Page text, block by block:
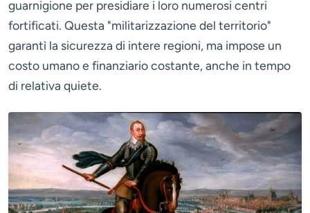
guarnigione per presidiare i loro numerosi centri
fortificati. Questa "militarizzazione del territorio"
garantì la sicurezza di intere regioni, ma impose un
costo umano e finanziario costante, anche in tempo
di relativa quiete.